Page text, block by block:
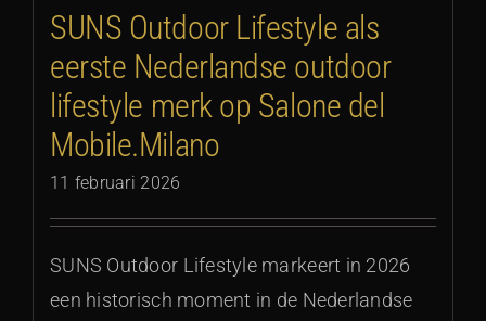
SUNS Outdoor Lifestyle als
eerste Nederlandse outdoor
lifestyle merk op Salone del
Mobile.Milano
11 februari 2026
SUNS Outdoor Lifestyle markeert in 2026
een historisch moment in de Nederlandse